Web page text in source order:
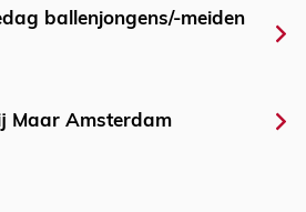
ballenjongens/-meiden
Maar Amsterdam